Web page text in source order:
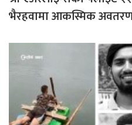
भैरहवामा आकस्मिक